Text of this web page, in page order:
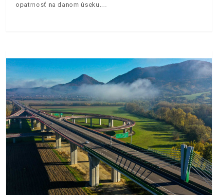
opatrnosť na danom úseku.